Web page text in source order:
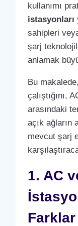
kullanımı
istasyonları
sahipleri
şarj
anlamak
Bu
çalıştığını,
arasındaki
açık ağların
mevcut şarj
1. AC